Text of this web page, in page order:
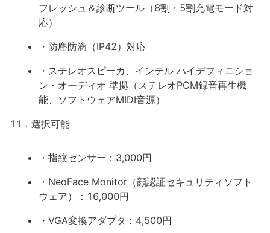
フレッシュ＆診断ツール（8割・5割充電モード対
応）
・防塵防滴（IP42）対応
・ステレオスピーカ、インテル ハイデフィニショ
ン・オーディオ 準拠（ステレオPCM録音再生機
能、ソフトウェアMIDI音源）
11．選択可能
・指紋センサー：3,000円
・NeoFace Monitor（顔認証セキュリティソフト
ウェア）：16,000円
・VGA変換アダプタ：4,500円